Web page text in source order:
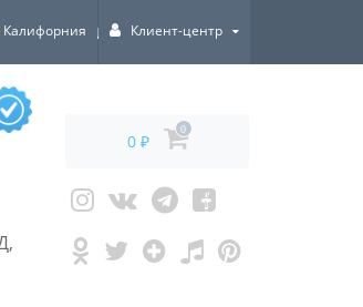
ПО ВСЕЙ РОССИИ!
Калифорния Клиент-центр
0 ₽
0